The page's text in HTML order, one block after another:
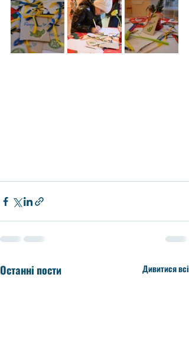
Останні пости Дивитися всі